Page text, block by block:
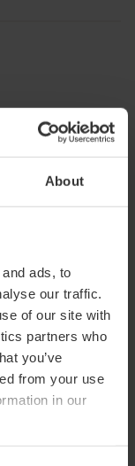
About
ads, to
our traffic.
of our site with
partners who
you’ve
from your use
in our
a 11:00.
de
de